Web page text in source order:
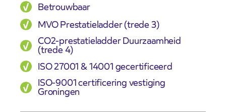
Betrouwbaar
MVO Prestatieladder (trede 3)
CO2-prestatieladder Duurzaamheid
(trede 4)
ISO 27001 & 14001 gecertificeerd
ISO-9001 certificering vestiging
Groningen